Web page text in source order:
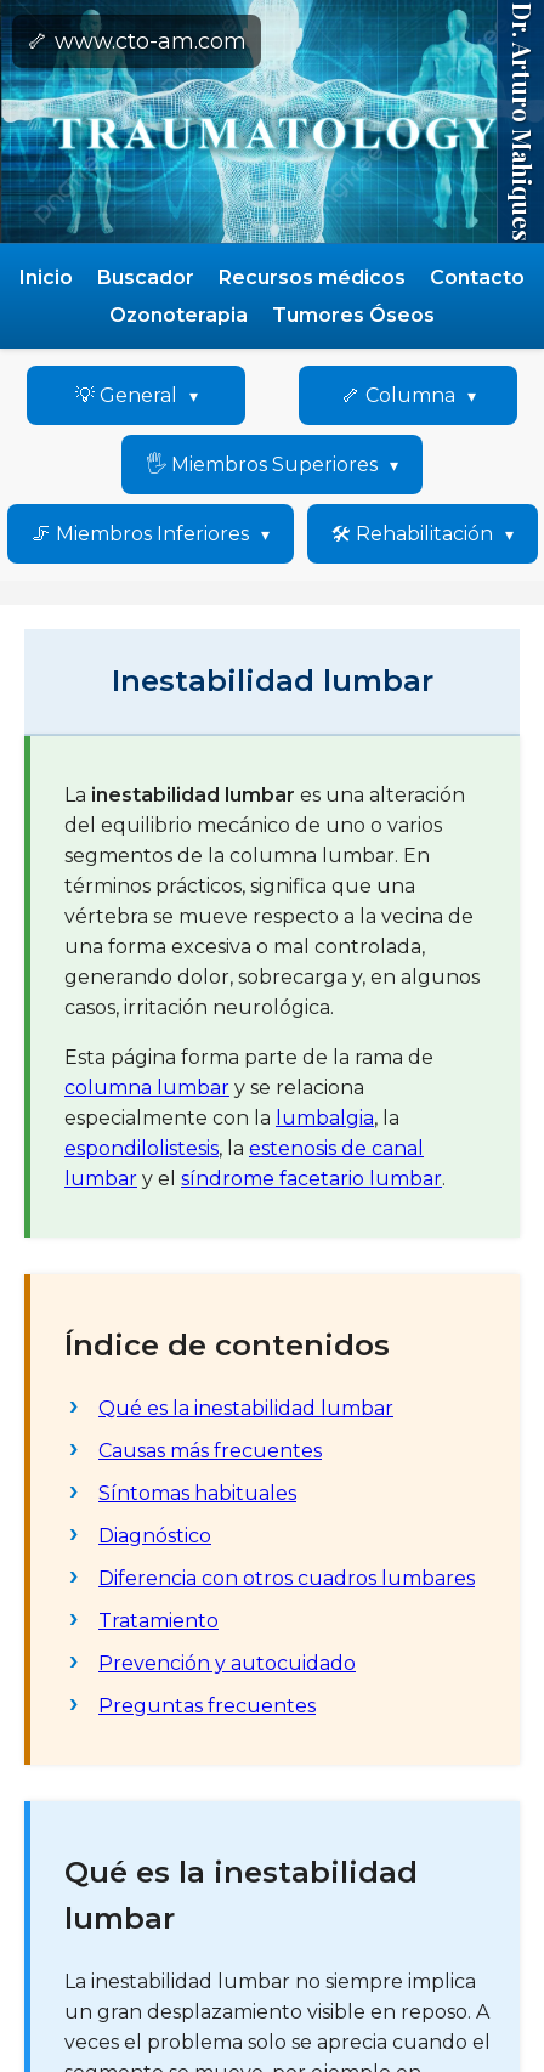
🦴 www.cto-am.com Dr. Arturo Mahiques
Inicio Buscador Recursos médicos
Contacto
Ozonoterapia
Tumores Óseos
💡 General 🦴 Columna
🖐️ Miembros Superiores
🦵 Miembros Inferiores 🛠️ Rehabilitación
Inestabilidad lumbar
La inestabilidad lumbar es una alteración
del equilibrio mecánico de uno o varios
segmentos de la columna lumbar. En
términos prácticos, significa que una
vértebra se mueve respecto a la vecina de
una forma excesiva o mal controlada,
generando dolor, sobrecarga y, en algunos
casos, irritación neurológica.
Esta página forma parte de la rama de
columna lumbar y se relaciona
especialmente con la lumbalgia, la
espondilolistesis, la estenosis de canal
lumbar y el síndrome facetario lumbar.
Índice de contenidos
Qué es la inestabilidad lumbar
Causas más frecuentes
Síntomas habituales
Diagnóstico
Diferencia con otros cuadros lumbares
Tratamiento
Prevención y autocuidado
Preguntas frecuentes
Qué es la inestabilidad
lumbar
La inestabilidad lumbar no siempre implica
un gran desplazamiento visible en reposo. A
veces el problema solo se aprecia cuando el